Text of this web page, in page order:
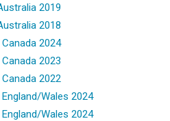
2019
2018
2024
2023
2022
Wales 2024
Wales 2024